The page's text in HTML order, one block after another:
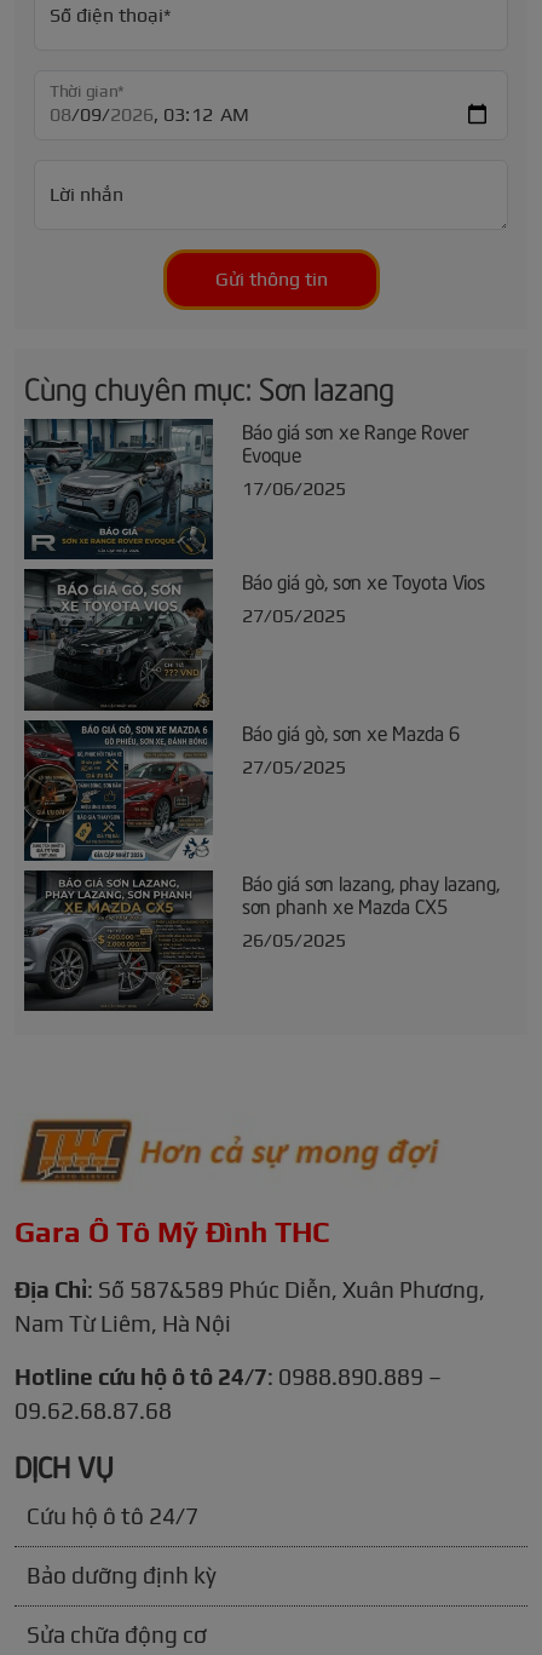
Số điện thoại*
Thời gian*
Lời nhắn
Gửi thông tin
Cùng chuyên mục: Sơn lazang
Báo giá sơn xe Range Rover
Evoque
17/06/2025
Báo giá gò, sơn xe Toyota Vios
27/05/2025
Báo giá gò, sơn xe Mazda 6
27/05/2025
Báo giá sơn lazang, phay lazang,
sơn phanh xe Mazda CX5
26/05/2025
Gara Ô Tô Mỹ Đình THC
Địa Chỉ: Số 587&589 Phúc Diễn, Xuân Phương,
Nam Từ Liêm, Hà Nội
Hotline cứu hộ ô tô 24/7: 0988.890.889 –
09.62.68.87.68
DỊCH VỤ
Cứu hộ ô tô 24/7
Bảo dưỡng định kỳ
Sửa chữa động cơ